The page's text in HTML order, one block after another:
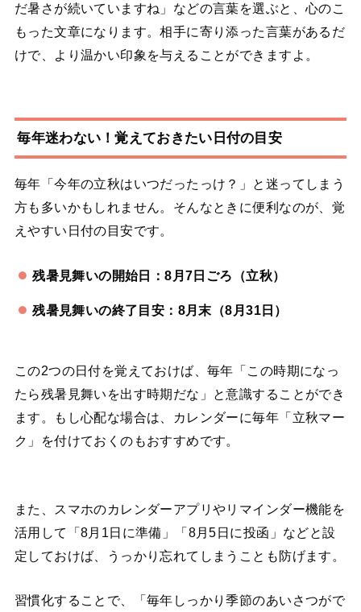
だ暑さが続いていますね」などの言葉を選ぶと、心のこ
もった文章になります。相手に寄り添った言葉があるだ
けで、より温かい印象を与えることができますよ。
毎年迷わない！覚えておきたい日付の目安
毎年「今年の立秋はいつだったっけ？」と迷ってしまう
方も多いかもしれません。そんなときに便利なのが、覚
えやすい日付の目安です。
残暑見舞いの開始日：8月7日ごろ（立秋）
残暑見舞いの終了目安：8月末（8月31日）
この2つの日付を覚えておけば、毎年「この時期になっ
たら残暑見舞いを出す時期だな」と意識することができ
ます。もし心配な場合は、カレンダーに毎年「立秋マー
ク」を付けておくのもおすすめです。
また、スマホのカレンダーアプリやリマインダー機能を
活用して「8月1日に準備」「8月5日に投函」などと設
定しておけば、うっかり忘れてしまうことも防げます。
習慣化することで、「毎年しっかり季節のあいさつがで